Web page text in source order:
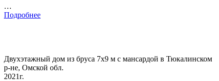
…
Подробнее
Двухэтажный дом из бруса 7х9 м с мансардой в Тюкалинском
р-не, Омской обл.
2021г.